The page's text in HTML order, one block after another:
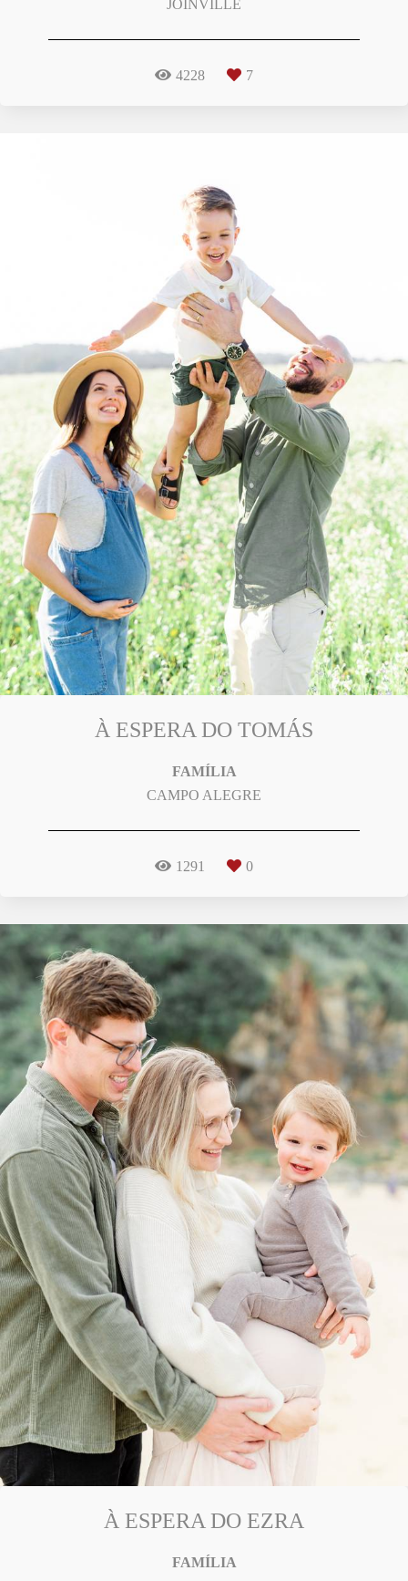
JOINVILLE
4228 7
À ESPERA DO TOMÁS
FAMÍLIA
CAMPO ALEGRE
1291 0
À ESPERA DO EZRA
FAMÍLIA